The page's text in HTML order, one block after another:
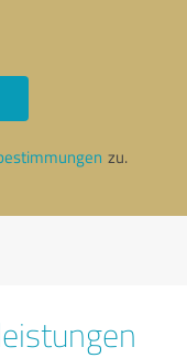
zu.